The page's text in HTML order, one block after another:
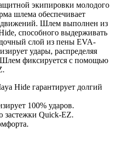
экипировки молодого
шлема обеспечивает
движений. Шлем выполнен из
способного выдерживать
слой из пены EVA-
удары, распределяя
фиксируется с помощью
Hide гарантирует долгий
100% ударов.
Quick-EZ.